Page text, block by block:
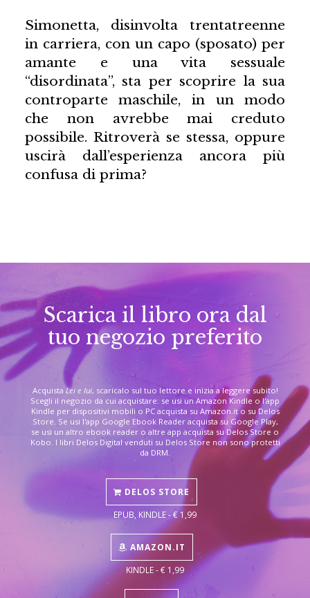
Simonetta, disinvolta trentatreenne
in carriera, con un capo (sposato) per
amante e una vita sessuale
“disordinata”, sta per scoprire la sua
controparte maschile, in un modo
che non avrebbe mai creduto
possibile. Ritroverà se stessa, oppure
uscirà dall’esperienza ancora più
confusa di prima?
Scarica il libro ora dal
tuo negozio preferito
Acquista Lei e lui, scaricalo sul tuo lettore e inizia a leggere subito!
Scegli il negozio da cui acquistare: se usi un Amazon Kindle o l'app
Kindle per dispositivi mobili o PC acquista su Amazon.it o su Delos
Store. Se usi l'app Google Ebook Reader acquista su Google Play,
se usi un altro ebook reader o altre app acquista su Delos Store o
Kobo. I libri Delos Digital venduti su Delos Store non sono protetti
da DRM.
DELOS STORE
EPUB, KINDLE - € 1,99
AMAZON.IT
KINDLE - € 1,99